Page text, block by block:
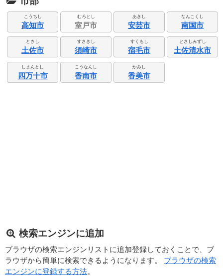
こうちし
高知市
むろとし
室戸市
あきし
安芸市
なんこくし
南国市
とさし
土佐市
すさきし
須崎市
すくもし
宿毛市
とさしみずし
土佐清水市
しまんとし
四万十市
こうなんし
香南市
かみし
香美市
検索エンジンに追加
ブラウザの検索エンジンリストに追加登録しておくことで、ブ
ラウザから簡単に検索できるようになります。 ブラウザの検索
エンジンに登録する方法。